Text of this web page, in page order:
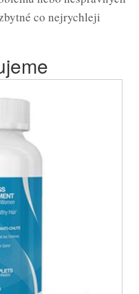
co nejrychleji